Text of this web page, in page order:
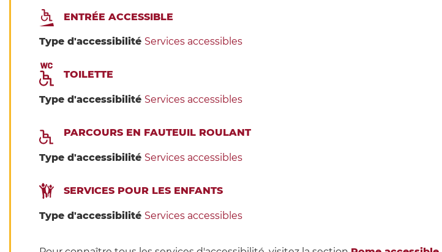
ENTRÉE ACCESSIBLE
Type d'accessibilité Services accessibles
TOILETTE
Type d'accessibilité Services accessibles
PARCOURS EN FAUTEUIL ROULANT
Type d'accessibilité Services accessibles
SERVICES POUR LES ENFANTS
Type d'accessibilité Services accessibles